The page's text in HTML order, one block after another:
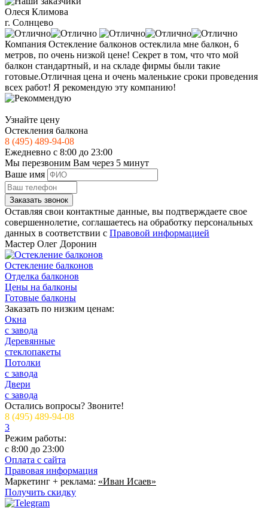
Олеся Климова
г. Солнцево
Компания Остекление балконов остеклила мне балкон, 6
метров, по очень низкой цене! Секрет в том, что что мой
балкон стандартный, и на складе фирмы были такие
готовые.Отличная цена и очень маленькие сроки проведения
всех работ! Я рекомендую эту компанию!
Узнайте цену
Остекления балкона
8 (495) 489-94-08
Ежедневно с 8:00 до 23:00
Мы перезвоним Вам через 5 минут
Ваше имя
Заказать звонок
Оставляя свои контактные данные, вы подтверждаете свое
совершеннолетие, соглашаетесь на обработку персональных
данных в соответствии с Правовой информацией
Мастер Олег Доронин
Остекление балконов
Отделка балконов
Цены на балконы
Готовые балконы
Заказать по низким ценам:
Окна
с завода
Деревянные
стеклопакеты
Потолки
с завода
Двери
с завода
Остались вопросы? Звоните!
8 (495) 489-94-08
3
Режим работы:
c 8:00 до 23:00
Оплата с сайта
Правовая информация
Маркетинг + реклама: «Иван Исаев»
Получить скидку